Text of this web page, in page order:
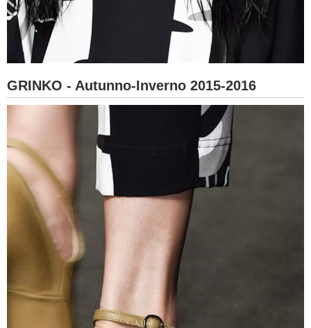
GRINKO - Autunno-Inverno 2015-2016